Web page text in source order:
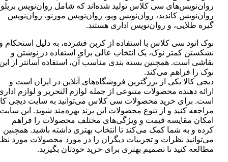
روان‌نویس‌های سی کلاس تولید شده‌اند که شامل روان‌نویس
روان‌نویس کاندید، روان‌نویس ویو، روان‌نویس مورنو، روان‌نویس
گیره طلایی، و روان‌نویس اداری هستند.
نوک اتود سی کلاس با استفاده از کربن فشرده، به دلیل استحکام
نشکستن کمتر نوک، یک انتخاب عالی برای استفاده در نوشتن و
نقاشی است. همچنین بسته بندی مناسب آن، استفاده آسانتر از
نوک را فراهم می‌کند.
دیجی کالا یکی از بزرگترین فروشگاه‌های آنلاین در ایران است و
ارائه دهنده محصولات متنوعی از جمله لوازم التحریر و لوازم
است. برای خرید محصولات سی کلاس می‌توانید به سایت دیجی
مراجعه کنید و از تنوع محصولات این برند بهره‌مند شوید. این سایت
امکان مقایسه قیمت و ویژگی‌های مختلف محصولات را فراهم
کرده و به شما کمک می‌کند تا انتخاب بهتری داشته باشید. همچنین
می‌توانید نظرات و تجربیات دیگران را در مورد محصولات مورد
مطالعه کنید تا تصمیم بهتری برای خرید خودتان بگیرید.